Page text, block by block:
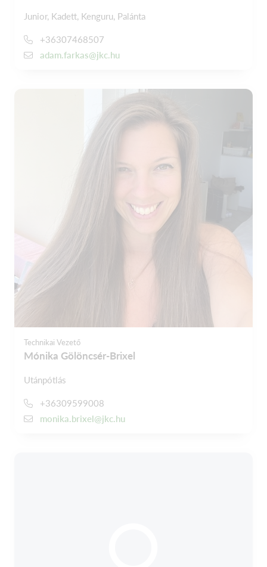
Junior, Kadett, Kenguru, Palánta
+36307468507
adam.farkas@jkc.hu
Technikai Vezető
Mónika Gölöncsér-Brixel
Utánpótlás
+36309599008
monika.brixel@jkc.hu